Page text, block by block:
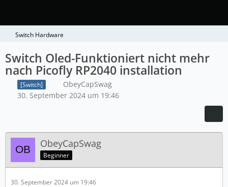
Switch Hardware
Switch Oled-Funktioniert nicht mehr
nach Picofly RP2040 installation
[Switch]
ObeyCapSwag
30. September 2024 um 19:46
ObeyCapSwag
Beginner
30. September 2024 um 19:46